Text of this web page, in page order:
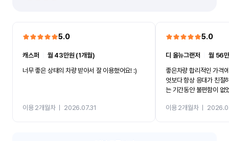
5.0
캐스퍼
월 43만원 (1개월)
너무 좋은 상태의 차량 받아서 잘 이용했어요! :)
이용 2개월차ㅣ 2026.07.31
5.0
디 올뉴그랜저 ㅣ월 56
좋은차량 합리적인 가격
엇보다 항상 응대가 친절
는 기간동안 불편함이 없
카 렌트 고민없이 강추합
이용 2개월차ㅣ